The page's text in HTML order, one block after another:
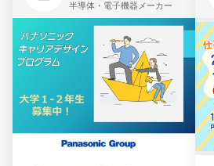
半導体・電子機器メーカー